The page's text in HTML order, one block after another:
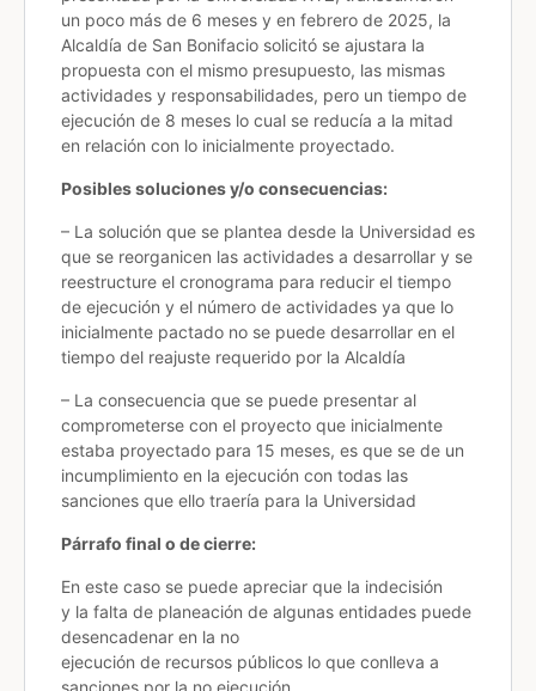
un poco más de 6 meses y en febrero de 2025, la
Alcaldía de San Bonifacio solicitó se ajustara la
propuesta con el mismo presupuesto, las mismas
actividades y responsabilidades, pero un tiempo de
ejecución de 8 meses lo cual se reducía a la mitad
en relación con lo inicialmente proyectado.
Posibles soluciones y/o consecuencias:
– La solución que se plantea desde la Universidad es
que se reorganicen las actividades a desarrollar y se
reestructure el cronograma para reducir el tiempo
de ejecución y el número de actividades ya que lo
inicialmente pactado no se puede desarrollar en el
tiempo del reajuste requerido por la Alcaldía
– La consecuencia que se puede presentar al
comprometerse con el proyecto que inicialmente
estaba proyectado para 15 meses, es que se de un
incumplimiento en la ejecución con todas las
sanciones que ello traería para la Universidad
Párrafo final o de cierre:
En este caso se puede apreciar que la indecisión
y la falta de planeación de algunas entidades puede
desencadenar en la no
ejecución de recursos públicos lo que conlleva a
sanciones por la no ejecución